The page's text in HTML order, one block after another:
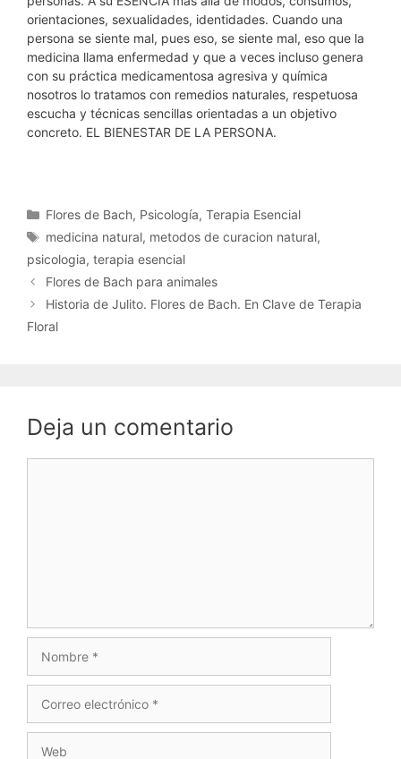
orientaciones, sexualidades, identidades. Cuando una
persona se siente mal, pues eso, se siente mal, eso que la
medicina llama enfermedad y que a veces incluso genera
con su práctica medicamentosa agresiva y química
nosotros lo tratamos con remedios naturales, respetuosa
escucha y técnicas sencillas orientadas a un objetivo
concreto. EL BIENESTAR DE LA PERSONA.
Categorías
Flores de Bach, Psicología,Terapia Esencial
Etiquetas
medicina natural, metodos de curacion natural,
psicologia, terapia esencial
Flores de Bach para animales
Historia de Julito. Flores de Bach. En Clave de Terapia
Floral
Deja un comentario
electrónico